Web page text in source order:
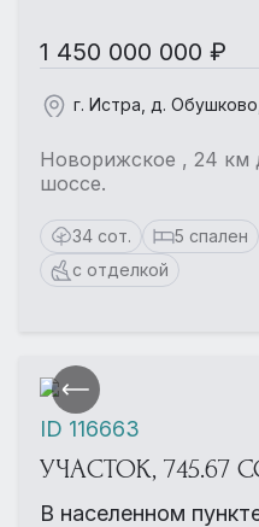
1 450 000 000 ₽
г. Истра, д.
Новорижское , 24
шоссе.
34 сот. 5 спален
с отделкой
УЧАСТОК, 745.67
В населенном
ID 116663